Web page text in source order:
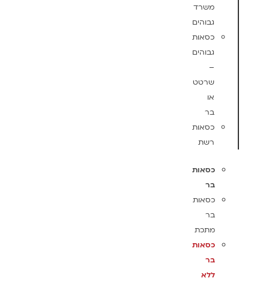
משרד
גבוהים
כסאות
גבוהים
–
שרטט
או
בר
כסאות
רשת
כסאות
בר
כסאות
בר
מתכת
כסאות
בר
ללא